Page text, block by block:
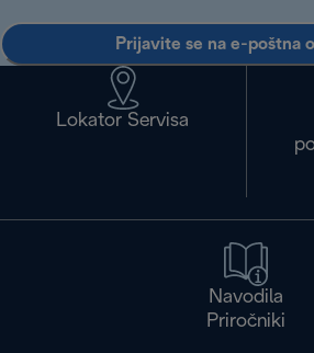
Prijavite se na e-poštna
Lokator Servisa
Navodila
Priročniki